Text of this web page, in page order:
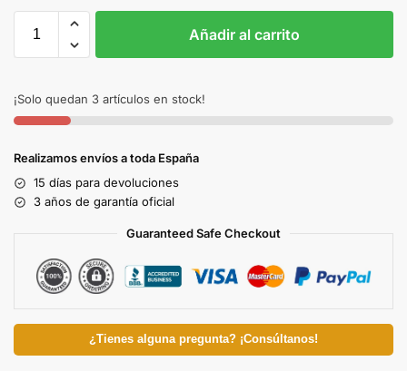
Añadir al carrito
¡Solo quedan 3 artículos en stock!
Realizamos envíos a toda España
15 días para devoluciones
3 años de garantía oficial
Guaranteed Safe Checkout
¿Tienes alguna pregunta? ¡Consúltanos!